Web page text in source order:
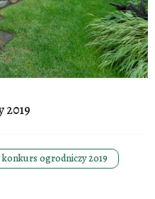
ogrodniczy 2019